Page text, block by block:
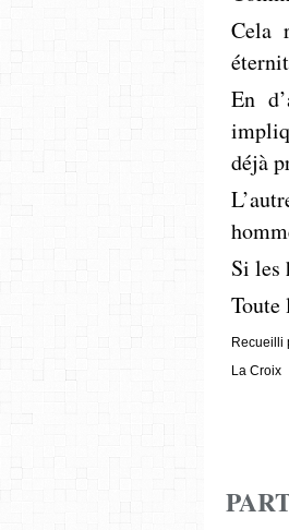
Cela
En
déjà
Si les
Toute
Recueilli
La Croix